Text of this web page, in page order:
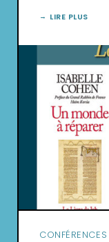
LIRE PLUS
CONFÉRENCES